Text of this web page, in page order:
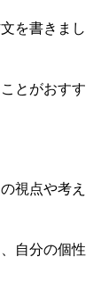
を書きまし
とがおすす
視点や考え
自分の個性